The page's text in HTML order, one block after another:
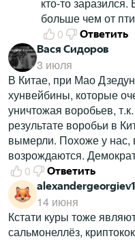
кто-то
больше чем от
0
Ответить
Вася Сидоров
3 июля
В Китае, при Мао
хунвейбины, которые
уничтожая воробьев,
результате воробьи в
вымерли. Похоже у нас,
возрождаются.
0
Ответить
14 июня
Кстати куры тоже
сальмонеллёз,